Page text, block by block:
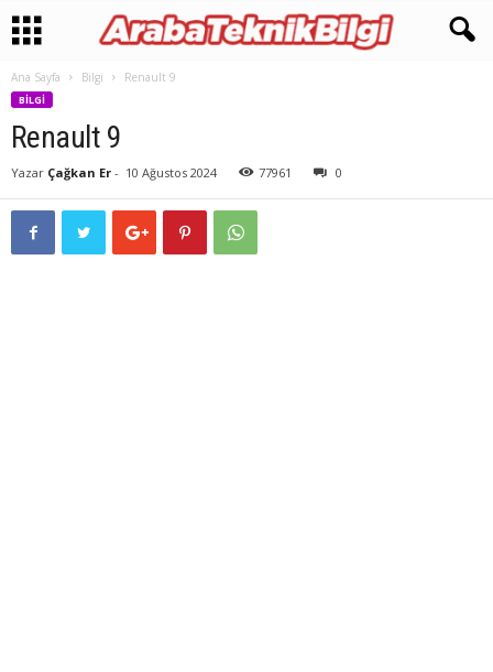
Ana Sayfa Bilgi Renault 9
BILGI
Renault 9
Yazar Çağkan Er - 10 Ağustos 2024 77961 0